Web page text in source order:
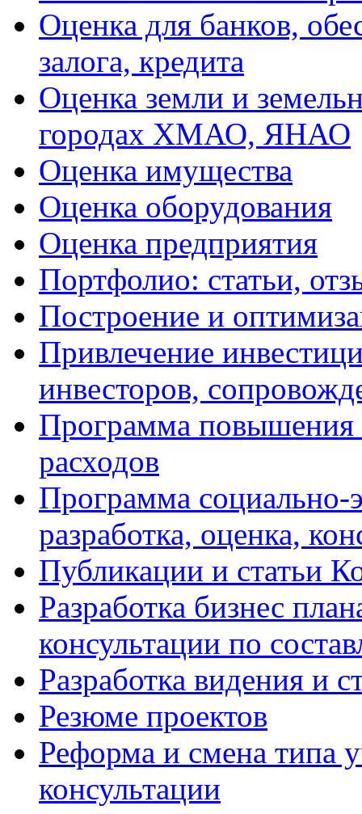
Оценка для банков,
залога, кредита
Оценка земли и
городах ХМАО, ЯНАО
Оценка имущества
Оценка оборудования
Оценка предприятия
Портфолио: статьи,
Построение и
Привлечение
инвесторов,
Программа
расходов
Программа социально-
разработка, оценка,
Публикации и статьи
Разработка бизнес
консультации по
Разработка видения и
Резюме проектов
Реформа и смена типа
консультации